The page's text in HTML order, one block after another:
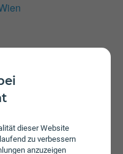
dieser Website
zu verbessern
anzuzeigen